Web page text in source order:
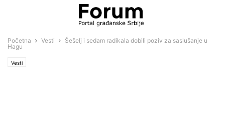
Početna Vesti
Šešelj i sedam radikala dobili poziv za saslušanje u
Hagu
Vesti